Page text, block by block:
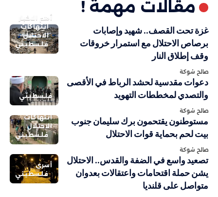
مقالات مهمة !
أهم الاخبار
انتهاكات
الاحتلال
فلسطيني
غزة تحت القصف.. شهيد وإصابات
برصاص الاحتلال مع استمرار خروقات
وقف إطلاق النار
صالح شوكة
فلسطيني
دعوات مقدسية لحشد الرباط في الأقصى
والتصدي لمخططات التهويد
صالح شوكة
انتهاكات
الاحتلال
فلسطيني
مستوطنون يقتحمون برك سليمان جنوب
بيت لحم بحماية قوات الاحتلال
صالح شوكة
أسرى
فلسطيني
تصعيد واسع في الضفة والقدس.. الاحتلال
يشن حملة اقتحامات واعتقالات بعدوان
متواصل على قلنديا